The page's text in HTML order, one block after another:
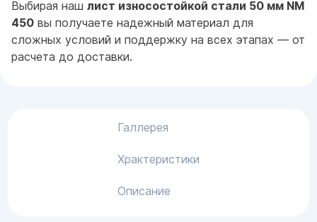
Выбирая наш лист износостойкой стали 50 мм NM
450 вы получаете надежный материал для
сложных условий и поддержку на всех этапах — от
расчета до доставки.
Галлерея
Храктеристики
Описание